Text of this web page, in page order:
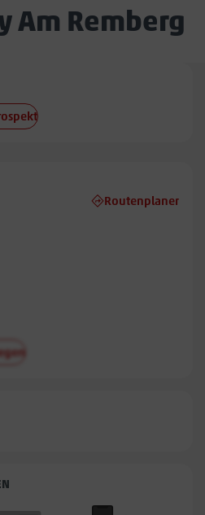
Am Remberg
Routenplaner